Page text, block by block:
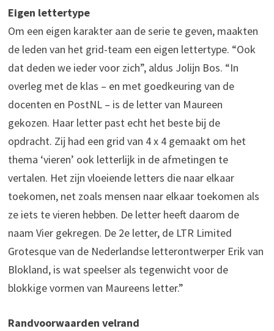
Eigen lettertype
Om een eigen karakter aan de serie te geven, maakten
de leden van het grid-team een eigen lettertype. “Ook
dat deden we ieder voor zich”, aldus Jolijn Bos. “In
overleg met de klas – en met goedkeuring van de
docenten en PostNL – is de letter van Maureen
gekozen. Haar letter past echt het beste bij de
opdracht. Zij had een grid van 4 x 4 gemaakt om het
thema ‘vieren’ ook letterlijk in de afmetingen te
vertalen. Het zijn vloeiende letters die naar elkaar
toekomen, net zoals mensen naar elkaar toekomen als
ze iets te vieren hebben. De letter heeft daarom de
naam Vier gekregen. De 2e letter, de LTR Limited
Grotesque van de Nederlandse letterontwerper Erik van
Blokland, is wat speelser als tegenwicht voor de
blokkige vormen van Maureens letter.”
Randvoorwaarden velrand